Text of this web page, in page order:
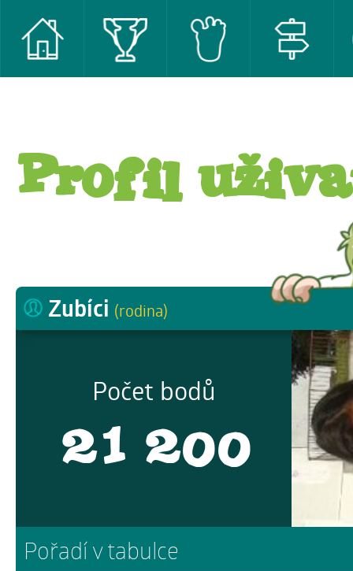
Profil
Zubíci (rodina)
Počet bodů
21 200
Pořadí v tabulce